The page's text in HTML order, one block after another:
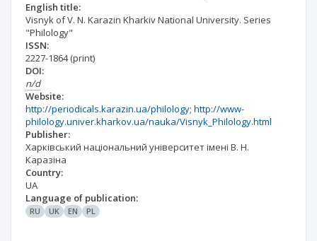
English title:
Visnyk of V. N. Karazin Kharkiv National University. Series
"Philology"
ISSN:
2227-1864(print)
DOI:
n/d
Website:
http://periodicals.karazin.ua/philology; http://www-
philology.univer.kharkov.ua/nauka/Visnyk_Philology.html
Publisher:
Харківський національний університет імені В. Н.
Каразіна
Country:
UA
Language of publication:
RU UK EN PL